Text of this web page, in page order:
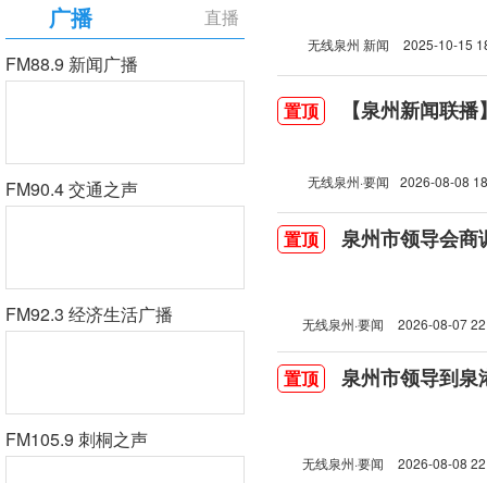
直播
广播
FM88.9 新闻广播
FM90.4 交通之声
FM92.3 经济生活广播
FM105.9 刺桐之声
无线泉州 新闻 2025-10-15
置顶 【泉州新闻联
无线泉州·要闻 2026-08-08
置顶 泉州市领导会商
无线泉州·要闻 2026-08-07
置顶 泉州市领导到泉
无线泉州·要闻 2026-08-08